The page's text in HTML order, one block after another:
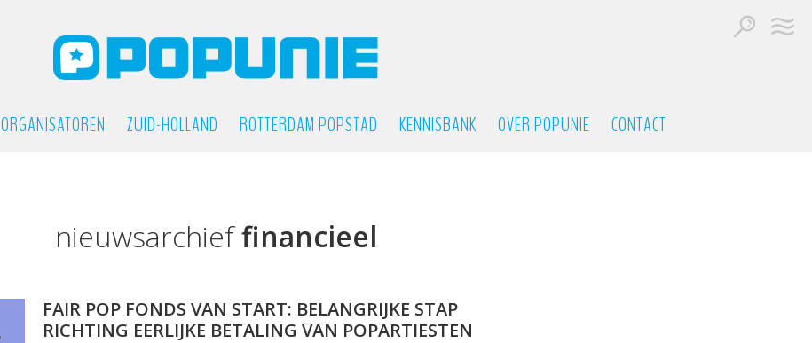
ORGANISATOREN ZUID-HOLLAND ROTTERDAM POPSTAD KENNISBANK OVER POPUNIE CONTACT
nieuwsarchieffinancieel
FAIR POP FONDS VAN START: BELANGRIJKE STAP
RICHTING EERLIJKE BETALING VAN POPARTIESTEN